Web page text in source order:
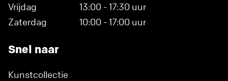
Vrijdag
13:00 - 17:30 uur
Zaterdag
10:00 - 17:00 uur
Snel naar
Kunstcollectie